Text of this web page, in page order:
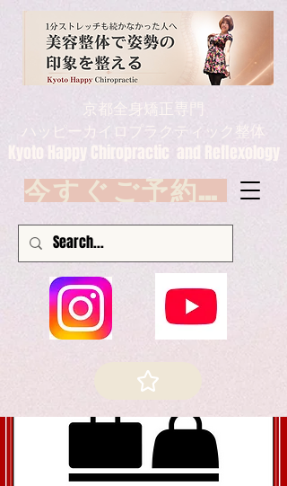
京都全身矯正専門
ハッピーカイロプラクティック整体
Kyoto Happy Chiropractic and Reflexology
今すぐご予約 Book now